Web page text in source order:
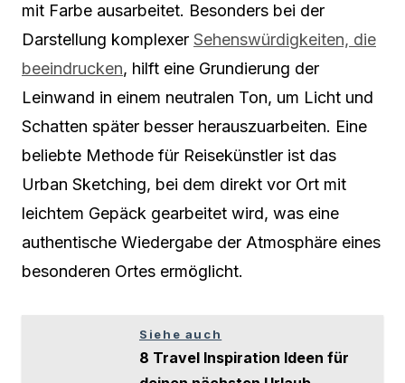
mit Farbe ausarbeitet. Besonders bei der
Darstellung komplexer Sehenswürdigkeiten, die
beeindrucken, hilft eine Grundierung der
Leinwand in einem neutralen Ton, um Licht und
Schatten später besser herauszuarbeiten. Eine
beliebte Methode für Reisekünstler ist das
Urban Sketching, bei dem direkt vor Ort mit
leichtem Gepäck gearbeitet wird, was eine
authentische Wiedergabe der Atmosphäre eines
besonderen Ortes ermöglicht.
Siehe auch
8 Travel Inspiration Ideen für